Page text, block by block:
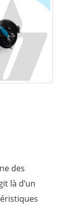
des
là d’un